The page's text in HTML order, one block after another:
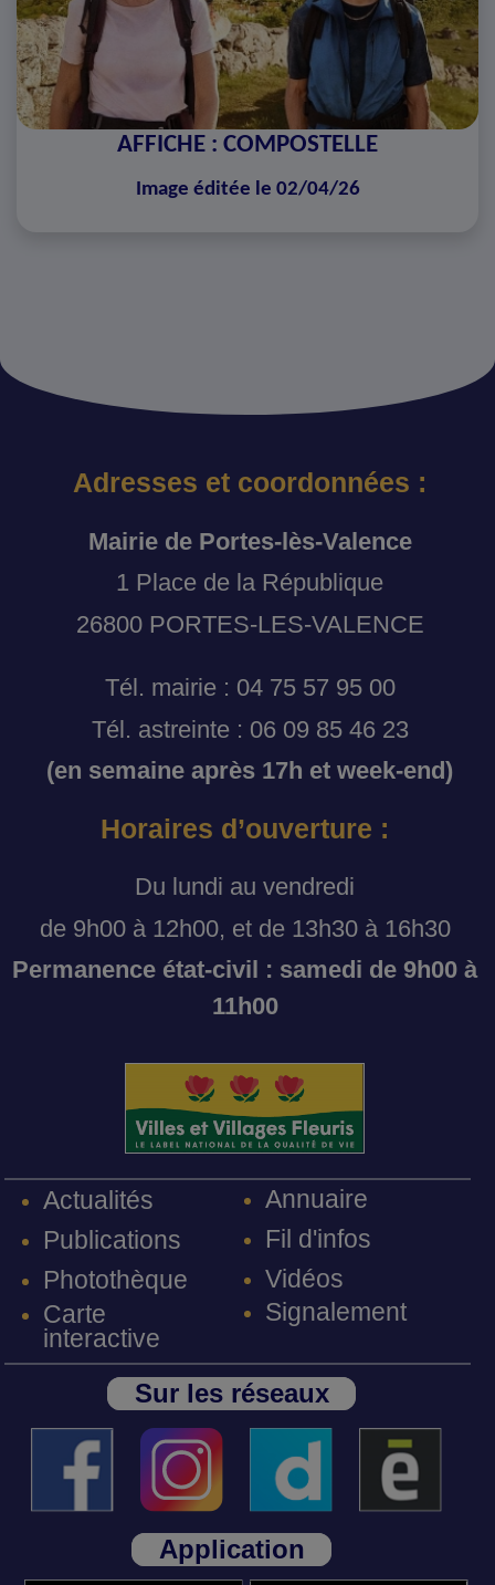
AFFICHE : COMPOSTELLE
Image éditée le 02/04/26
Adresses et coordonnées :
Mairie de Portes-lès-Valence
1 Place de la République
26800 PORTES-LES-VALENCE
Tél. mairie : 04 75 57 95 00
Tél. astreinte : 06 09 85 46 23
(en semaine après 17h et week-end)
Horaires d’ouverture :
Du lundi au vendredi
de 9h00 à 12h00, et de 13h30 à 16h30
Permanence état-civil : samedi de 9h00 à
11h00
Actualités
Publications
Photothèque
Carte
interactive
Annuaire
Fil d'infos
Vidéos
Signalement
Sur les réseaux
Application